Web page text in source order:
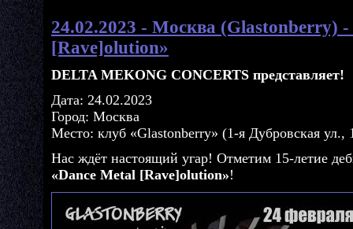
24.02.2023 - Москва (Glastonberry) -
[Rave]olution»
DELTA MEKONG CONCERTS представляет!
Дата: 24.02.2023
Город: Москва
Место: клуб «Glastonberry» (1-я Дубровская ул.,
Нас ждёт настоящий угар! Отметим 15-летие
«Dance Metal [Rave]olution»!